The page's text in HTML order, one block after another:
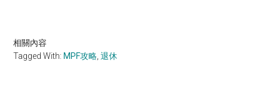
相關內容
Tagged With: MPF攻略 ,退休